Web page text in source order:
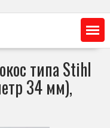
типа Stihl
34 мм),